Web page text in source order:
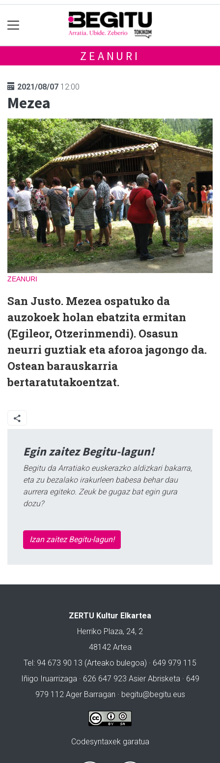
ZEANURI
2021/08/07 12:00
Mezea
ZEANURI
San Justo. Mezea ospatuko da
auzokoek holan ebatzita ermitan
(Egileor, Otzerinmendi). Osasun
neurri guztiak eta aforoa jagongo da.
Ostean barauskarria
bertaratutakoentzat.
Egin zaitez Begitu-lagun!
Begitu da Arratiako euskerazko aldizkari bakarra,
eta zu bezalako irakurleen babesa behar dau
aurrera egiteko. Zeuk be gugaz bat egin gura
dozu?
Izan zaitez Begitu-lagun!
ZERTU Kultur Elkartea
Herriko Plaza, 24, 2
48142 Artea
Tel: 94 673 90 13 (Arteako bulegoa) · 649 979 115
Iñigo Iruarrizaga · 626 647 923 Asier Abrisketa · 649
979 112 Ager Barragan · begitu@begitu.eus
Codesyntaxek garatua